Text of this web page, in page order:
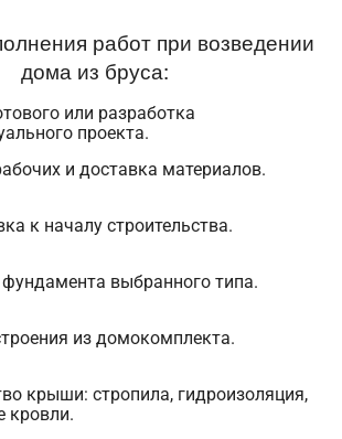
работ при возведении
дома из бруса:
или разработка
проекта.
и доставка материалов.
к началу строительства.
выбранного типа.
из домокомплекта.
крыши: стропила, гидроизоляция,
кровли.